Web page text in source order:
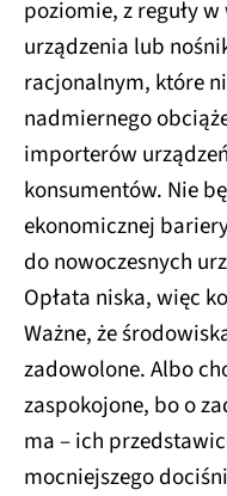
poziomie, z reguły
urządzenia lub
racjonalnym, które
nadmiernego
importerów
konsumentów. Nie
ekonomicznej
do nowoczesnych
Opłata niska, więc
Ważne, że
zadowolone. Albo
zaspokojone, bo o
ma – ich
mocniejszego